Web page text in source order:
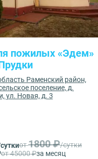
пожилых «Эдем»
Раменский район,
поселение, д.
ул. Новая, д. 3
от1800 ₽/сутки
от 45000 ₽за месяц